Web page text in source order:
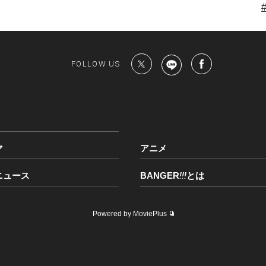
FOLLOW US
アニメ
ュース BANGER!!!とは
Powered by MoviePlus